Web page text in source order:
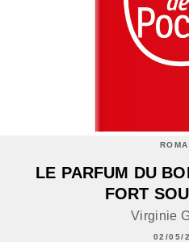
LE PARFUM DU
FORT
Virginie
02/05/